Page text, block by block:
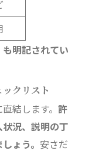
明記されてい
クリスト
結します。 許
況、説明の丁
ょう。 安さだ